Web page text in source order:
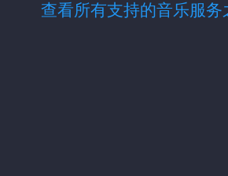
查看所有支持的音乐服